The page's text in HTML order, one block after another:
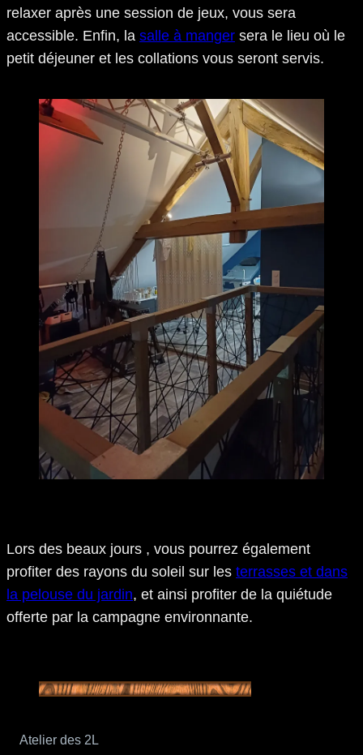
relaxer après une session de jeux, vous sera
accessible. Enfin, la salle à manger sera le lieu où le
petit déjeuner et les collations vous seront servis.
Lors des beaux jours , vous pourrez également
profiter des rayons du soleil sur les terrasses et dans
la pelouse du jardin, et ainsi profiter de la quiétude
offerte par la campagne environnante.
Atelier des 2L